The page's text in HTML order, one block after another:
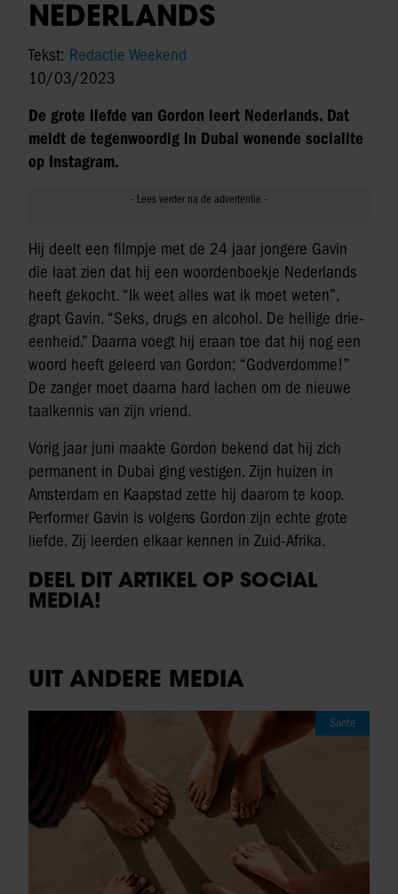
NEDERLANDS
Tekst: Redactie Weekend
10/03/2023
De grote liefde van Gordon leert Nederlands. Dat
meldt de tegenwoordig in Dubai wonende socialite
op Instagram.
Hij deelt een filmpje met de 24 jaar jongere Gavin
die laat zien dat hij een woordenboekje Nederlands
heeft gekocht. “Ik weet alles wat ik moet weten”,
grapt Gavin. “Seks, drugs en alcohol. De heilige drie-
eenheid.” Daarna voegt hij eraan toe dat hij nog een
woord heeft geleerd van Gordon: “Godverdomme!”
De zanger moet daarna hard lachen om de nieuwe
taalkennis van zijn vriend.
Vorig jaar juni maakte Gordon bekend dat hij zich
permanent in Dubai ging vestigen. Zijn huizen in
Amsterdam en Kaapstad zette hij daarom te koop.
Performer Gavin is volgens Gordon zijn echte grote
liefde. Zij leerden elkaar kennen in Zuid-Afrika.
DEEL DIT ARTIKEL OP SOCIAL
MEDIA!
UIT ANDERE MEDIA
Sante